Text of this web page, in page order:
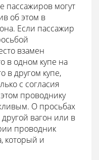
пассажиров могут
об этом в
Если пассажир
взамен
в одном купе на
в другом купе,
с согласия
проводнику
О просьбах
вагон или в
проводник
который и